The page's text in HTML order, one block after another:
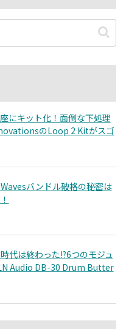
にキット化！面倒な下処理
のLoop 2 Kitがスゴ
バンドル破格の秘密は
代は終わった!?6つのモジュ
Audio DB-30 Drum Butter